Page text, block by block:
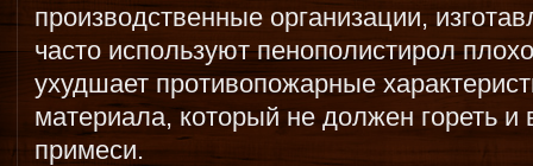
производственные организации,
часто используют пенополистирол
ухудшает противопожарные
материала, который не должен гореть
примеси.